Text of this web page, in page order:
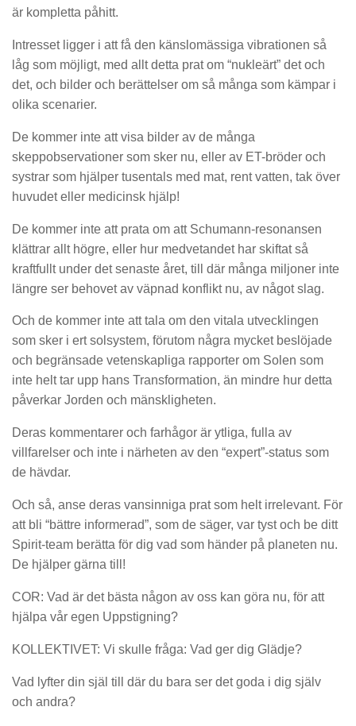
är kompletta påhitt.
Intresset ligger i att få den känslomässiga vibrationen så
låg som möjligt, med allt detta prat om “nukleärt” det och
det, och bilder och berättelser om så många som kämpar i
olika scenarier.
De kommer inte att visa bilder av de många
skeppobservationer som sker nu, eller av ET-bröder och
systrar som hjälper tusentals med mat, rent vatten, tak över
huvudet eller medicinsk hjälp!
De kommer inte att prata om att Schumann-resonansen
klättrar allt högre, eller hur medvetandet har skiftat så
kraftfullt under det senaste året, till där många miljoner inte
längre ser behovet av väpnad konflikt nu, av något slag.
Och de kommer inte att tala om den vitala utvecklingen
som sker i ert solsystem, förutom några mycket beslöjade
och begränsade vetenskapliga rapporter om Solen som
inte helt tar upp hans Transformation, än mindre hur detta
påverkar Jorden och mänskligheten.
Deras kommentarer och farhågor är ytliga, fulla av
villfarelser och inte i närheten av den “expert”-status som
de hävdar.
Och så, anse deras vansinniga prat som helt irrelevant. För
att bli “bättre informerad”, som de säger, var tyst och be ditt
Spirit-team berätta för dig vad som händer på planeten nu.
De hjälper gärna till!
COR: Vad är det bästa någon av oss kan göra nu, för att
hjälpa vår egen Uppstigning?
KOLLEKTIVET: Vi skulle fråga: Vad ger dig Glädje?
Vad lyfter din själ till där du bara ser det goda i dig själv
och andra?